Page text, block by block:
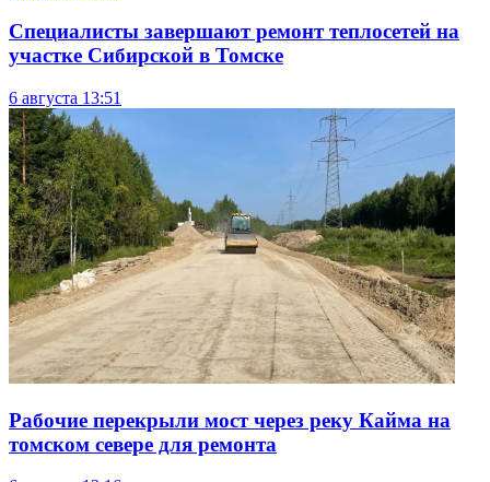
Специалисты завершают ремонт теплосетей на
участке Сибирской в Томске
6 августа 13:51
Рабочие перекрыли мост через реку Кайма на
томском севере для ремонта